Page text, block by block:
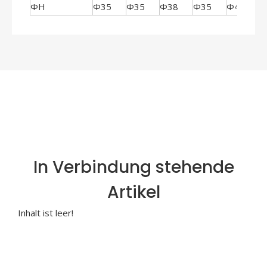
ΦH
Φ35 Φ35 Φ38 Φ35 Φ42
In Verbindung stehende
Artikel
Inhalt ist leer!